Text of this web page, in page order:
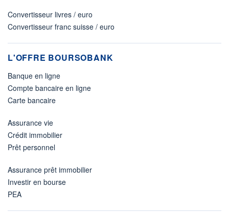
Convertisseur livres / euro
Convertisseur franc suisse / euro
L'OFFRE BOURSOBANK
Banque en ligne
Compte bancaire en ligne
Carte bancaire
Assurance vie
Crédit immobilier
Prêt personnel
Assurance prêt immobilier
Investir en bourse
PEA